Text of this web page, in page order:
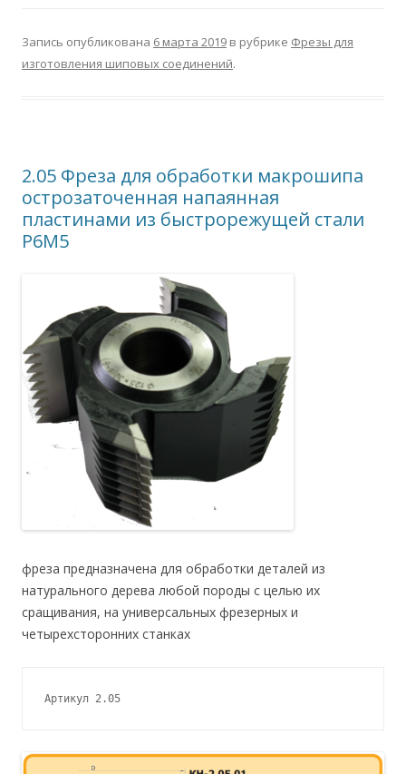
Запись опубликована 6 марта 2019 в рубрике Фрезы для
изготовления шиповых соединений.
2.05 Фреза для обработки макрошипа
острозаточенная напаянная
пластинами из быстрорежущей стали
Р6М5
фреза предназначена для обработки деталей из
натурального дерева любой породы с целью их
сращивания, на универсальных фрезерных и
четырехсторонних станках
Артикул 2.05